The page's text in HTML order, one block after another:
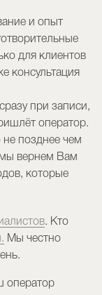
и опыт
для клиентов
консультация
при записи,
оператор.
позднее чем
мы вернем Вам
которые
. Кто
Мы честно
оператор